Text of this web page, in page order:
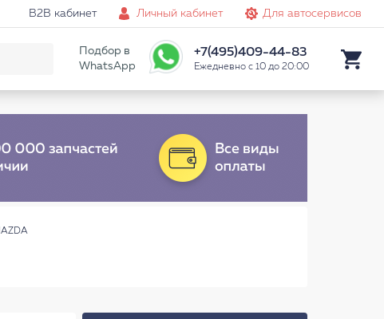
B2B кабинет Личный кабинет Для автосервисов
Подбор в
WhatsApp
+7(495)409-44-83
Ежедневно с 10 до 20:00